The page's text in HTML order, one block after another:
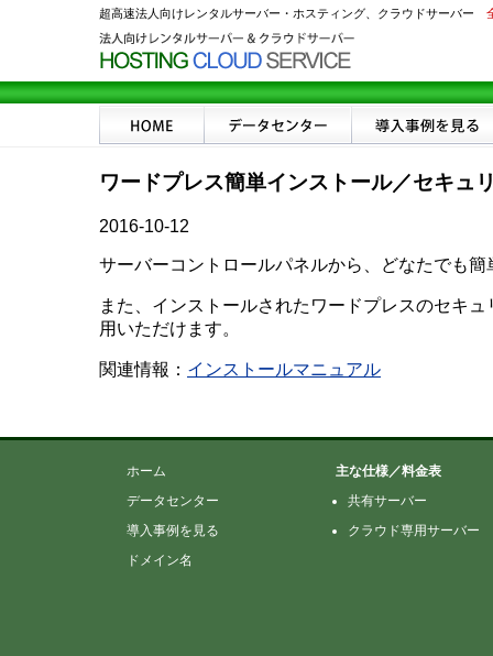
超高速法人向けレンタルサーバー・ホスティング、クラウドサーバー
ワードプレス簡単インストール／セキュ
2016-10-12
サーバーコントロールパネルから、どなたでも
また、インストールされたワードプレスのセキ
用いただけます。
関連情報： インストールマニュアル
ホーム
データセンター
導入事例を見る
ドメイン名
主な仕様／料金表
共有サーバー
クラウド専用サーバー